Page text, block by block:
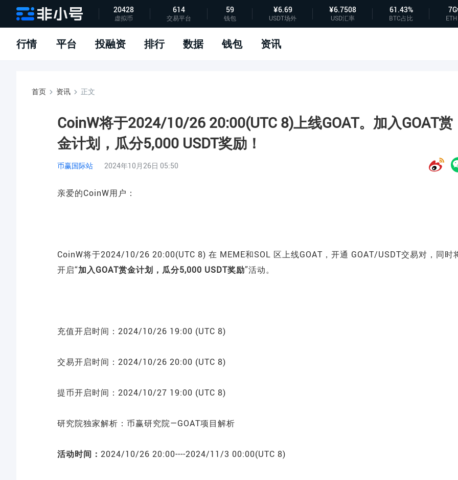
APP下载
指标说明
问题反馈
20428
虚拟币
614
交易平台
59
钱包
¥6.69
USDT场外
¥6.7508
USD汇率
61.43%
BTC占比
行情 平台 投融资 排行 数据 钱包 资讯
首页 资讯 正文
CoinW将于2024/10/26 20:00(UTC 8)上线GOAT。加入GOAT赏
金计划，瓜分5,000 USDT奖励！
币赢国际站 2024年10月26日 05:50
亲爱的CoinW用户：
CoinW将于2024/10/26 20:00(UTC 8) 在 MEME和SOL 区上线GOAT，开通 GOAT/USDT交易对 ，同时
开启“加入GOAT赏金计划，瓜分5,000 USDT奖励”活动。
充值开启时间：2024/10/26 19:00 (UTC 8)
交易开启时间：2024/10/26 20:00 (UTC 8)
提币开启时间：2024/10/27 19:00 (UTC 8)
研究院独家解析： 币赢研究院—GOAT项目解析
活动时间： 2024/10/26 20:00----2024/11/3 00:00(UTC 8)